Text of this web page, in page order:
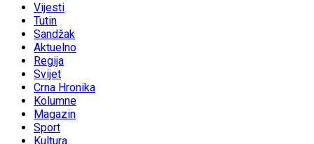
Vijesti
Tutin
Sandžak
Aktuelno
Regija
Svijet
Crna Hronika
Kolumne
Magazin
Sport
Kultura